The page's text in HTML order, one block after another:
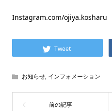
Instagram.com/ojiya.kosharu
Tweet
お知らせ, インフォメーション